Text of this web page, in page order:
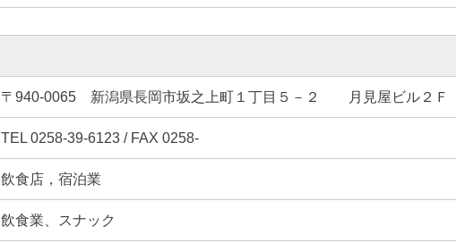
〒940-0065 新潟県長岡市坂之上町１丁目５－２ 月見屋ビル２Ｆ
TEL 0258-39-6123 / FAX 0258-
飲食店，宿泊業
飲食業、スナック